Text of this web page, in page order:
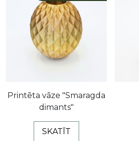
Printēta vāze "Smaragda
dimants"
SKATĪT